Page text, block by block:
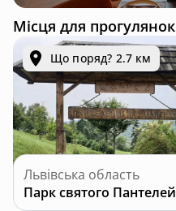
Місця для прогулянок
Що поряд? 2.7 км
Львівська область